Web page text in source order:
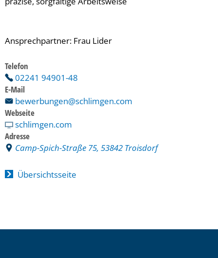
Ansprechpartner: Frau Lider
Telefon
02241 94901-48
E-Mail
bewerbungen@schlimgen.com
Webseite
schlimgen.com
Adresse
Camp-Spich-Straße 75, 53842 Troisdorf
Übersichtsseite